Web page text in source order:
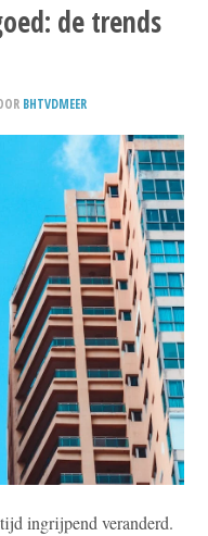
de trends
BHTVDMEER
ingrijpend veranderd.